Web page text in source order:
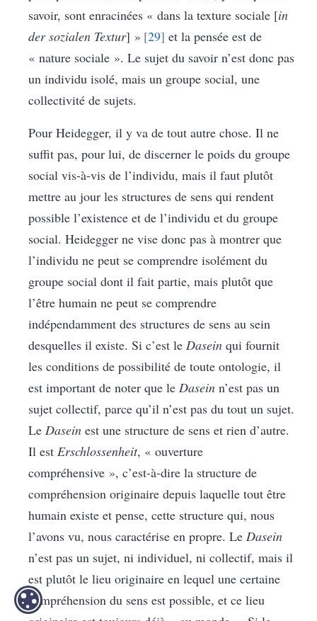
savoir, sont enracinées « dans la texture sociale [in
der sozialen Textur] » 29 et la pensée est de
« nature sociale ». Le sujet du savoir n’est donc pas
un individu isolé, mais un groupe social, une
collectivité de sujets.
Pour Heidegger, il y va de tout autre chose. Il ne
suffit pas, pour lui, de discerner le poids du groupe
social vis-à-vis de l’individu, mais il faut plutôt
mettre au jour les structures de sens qui rendent
possible l’existence et de l’individu et du groupe
social. Heidegger ne vise donc pas à montrer que
l’individu ne peut se comprendre isolément du
groupe social dont il fait partie, mais plutôt que
l’être humain ne peut se comprendre
indépendamment des structures de sens au sein
desquelles il existe. Si c’est le Dasein qui fournit
les conditions de possibilité de toute ontologie, il
est important de noter que le Dasein n’est pas un
sujet collectif, parce qu’il n’est pas du tout un sujet.
Le Dasein est une structure de sens et rien d’autre.
Il est Erschlossenheit, « ouverture
compréhensive », c’est-à-dire la structure de
compréhension originaire depuis laquelle tout être
humain existe et pense, cette structure qui, nous
l’avons vu, nous caractérise en propre. Le Dasein
n’est pas un sujet, ni individuel, ni collectif, mais il
est plutôt le lieu originaire en lequel une certaine
compréhension du sens est possible, et ce lieu